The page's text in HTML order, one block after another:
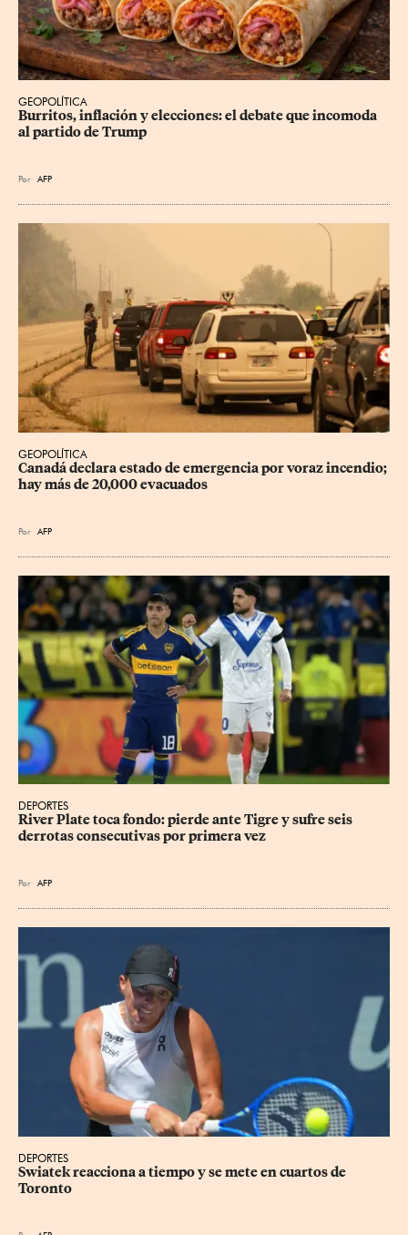
GEOPOLÍTICA
Burritos, inflación y elecciones: el debate que incomoda
al partido de Trump
Por AFP
GEOPOLÍTICA
Canadá declara estado de emergencia por voraz incendio;
hay más de 20,000 evacuados
Por AFP
DEPORTES
River Plate toca fondo: pierde ante Tigre y sufre seis
derrotas consecutivas por primera vez
Por AFP
DEPORTES
Swiatek reacciona a tiempo y se mete en cuartos de
Toronto